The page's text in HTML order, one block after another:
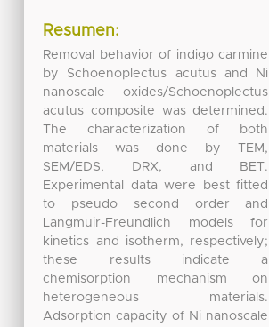
Resumen:
Removal behavior of indigo carmine
by Schoenoplectus acutus and Ni
nanoscale oxides/Schoenoplectus
acutus composite was determined.
The characterization of both
materials was done by TEM,
SEM/EDS, DRX, and BET.
Experimental data were best fitted
to pseudo second order and
Langmuir-Freundlich models for
kinetics and isotherm, respectively;
these results indicate a
chemisorption mechanism on
heterogeneous materials.
Adsorption capacity of Ni nanoscale